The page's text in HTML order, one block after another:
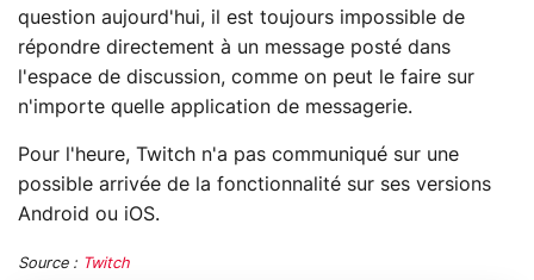
question aujourd'hui, il est toujours impossible de
répondre directement à un message posté dans
l'espace de discussion, comme on peut le faire sur
n'importe quelle application de messagerie.
Pour l'heure, Twitch n'a pas communiqué sur une
possible arrivée de la fonctionnalité sur ses versions
Android ou iOS.
Source : Twitch